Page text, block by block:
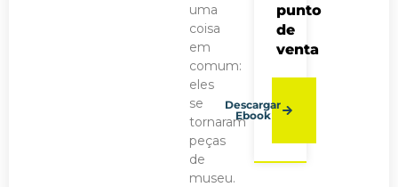
uma
coisa
em
comum:
eles
se
tornaram
peças
de
museu.
punto
de
venta
Descargar
Ebook